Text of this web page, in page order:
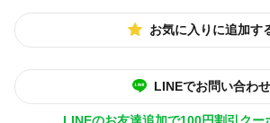
お気に入りに追加す
LINEでお問い合わせ